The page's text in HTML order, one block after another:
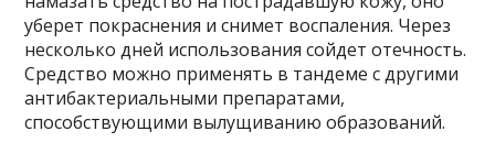
уберет покраснения и снимет воспаления. Через
несколько дней использования сойдет отечность.
Средство можно применять в тандеме с другими
антибактериальными препаратами,
способствующими вылущиванию образований.